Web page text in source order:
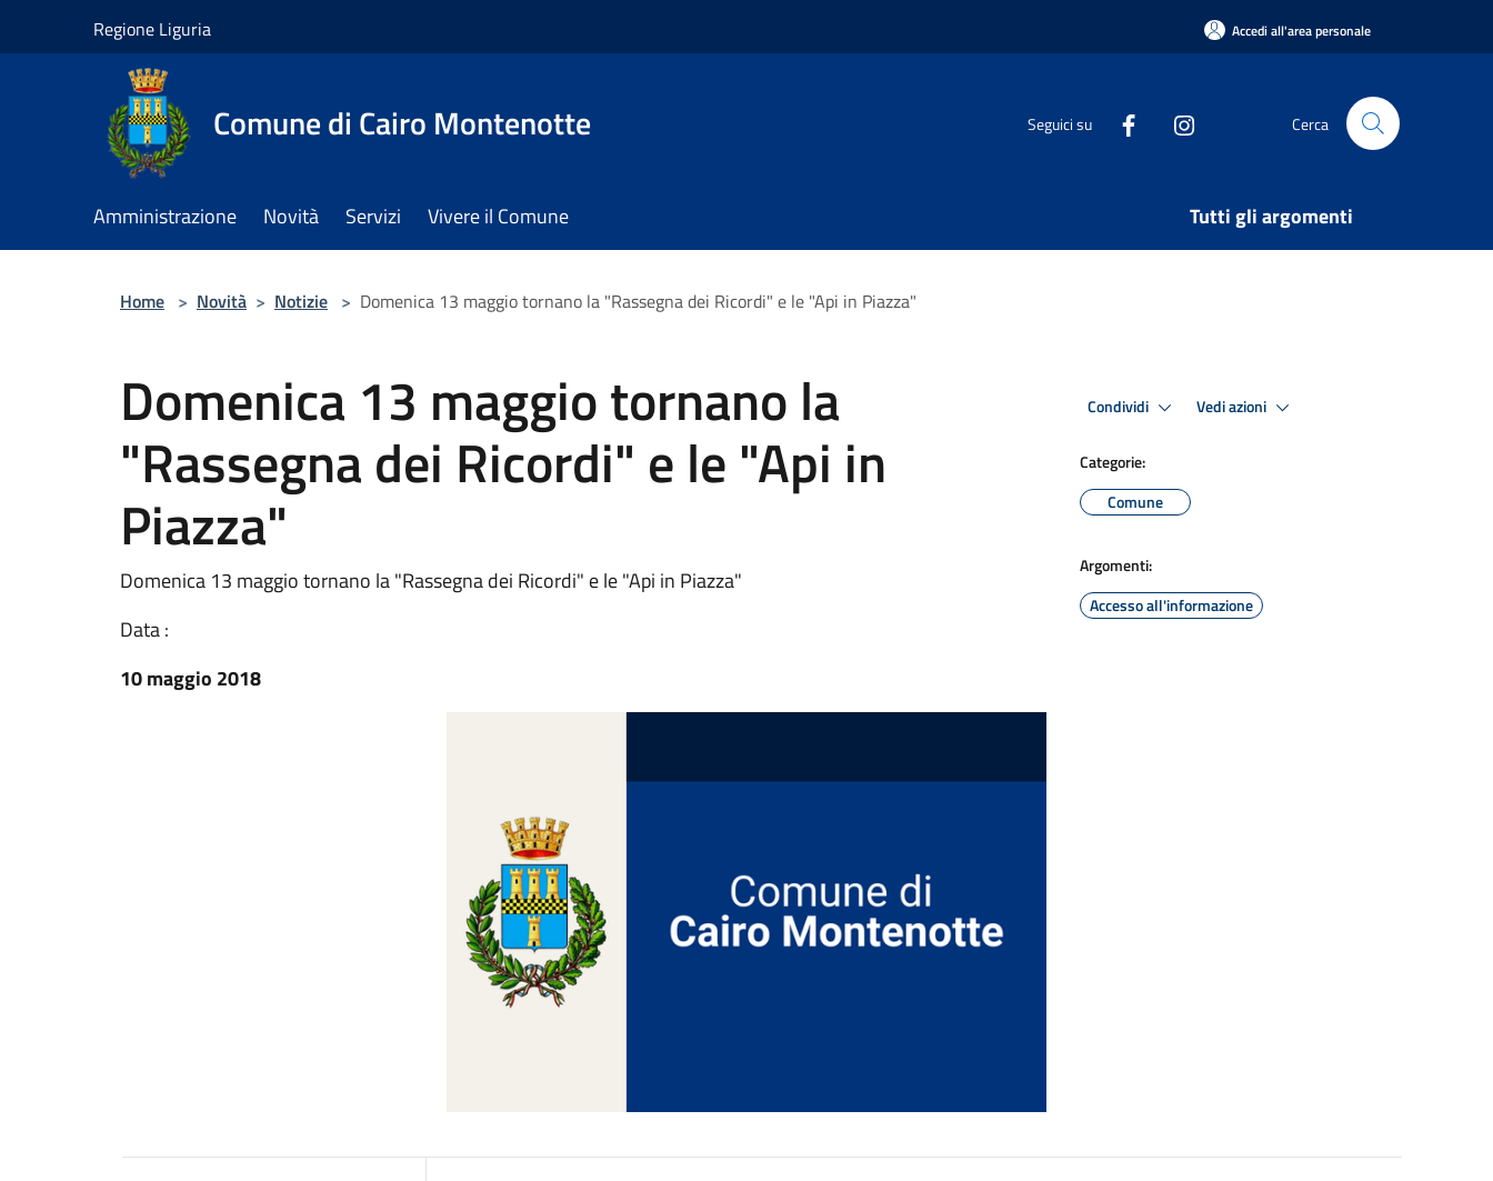
Regione Liguria Accedi all'area personale
Comune di Cairo Montenotte Seguici su Cerca
Amministrazione Novità Servizi Vivere il Comune Tutti gli argomenti
Home > Novità > Notizie > Domenica 13 maggio tornano la "Rassegna dei Ricordi" e le "Api in Piazza"
Domenica 13 maggio tornano la
"Rassegna dei Ricordi" e le "Api in
Piazza"
Domenica 13 maggio tornano la "Rassegna dei Ricordi" e le "Api in Piazza"
Data :
10 maggio 2018
Condividi Vedi azioni
Categorie:
Comune
Argomenti:
Accesso all'informazione